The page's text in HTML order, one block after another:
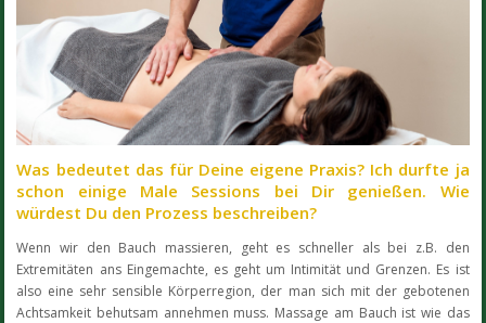
Was bedeutet das für Deine eigene Praxis? Ich durfte ja
schon einige Male Sessions bei Dir genießen. Wie
würdest Du den Prozess beschreiben?
Wenn wir den Bauch massieren, geht es schneller als bei z.B. den
Extremitäten ans Eingemachte, es geht um Intimität und Grenzen. Es ist
also eine sehr sensible Körperregion, der man sich mit der gebotenen
Achtsamkeit behutsam annehmen muss. Massage am Bauch ist wie das